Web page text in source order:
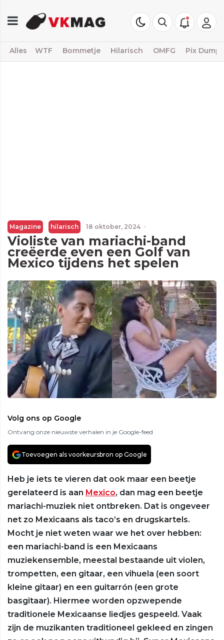
Alles WTF Bommetje Hilarisch OMFG Pix Dump
Magazine hilarisch 18 oktober, 2024 ·
Violiste van mariachi-band
creëerde even een Golf van
Mexico tijdens het spelen
Volg ons op Google
Ontvang onze nieuwste verhalen in je Google-feed
Toevoegen als voorkeursbron op Google
Heb je iets te vieren dat ook maar een beetje
gerelateerd is aan Mexico, dan mag een beetje
mariachi-muziek niet ontbreken. Dat is ongeveer
net zo Mexicaans als taco’s en drugskartels.
Mocht je niet weten waar we het over hebben:
een mariachi-band is een Mexicaans
muziekensemble, meestal bestaande uit violen,
trompetten, een gitaar, een vihuela (een soort
kleine gitaar) en een guitarrón (een grote
basgitaar). Hiermee worden opzwepende
traditionele Mexicaanse liedjes gespeeld. Vaak
zijn de muzikanten traditioneel gekleed en zingen